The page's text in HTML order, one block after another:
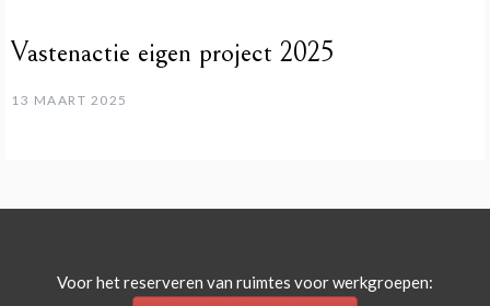
Vastenactie eigen project 2025
13 MAART 2025
Voor het reserveren van ruimtes voor werkgroepen: